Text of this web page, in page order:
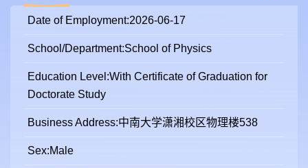
Date of Employment:2026-06-17
School/Department:School of Physics
Education Level:With Certificate of Graduation for
Doctorate Study
Business Address:中南大学潇湘校区物理楼538
Sex:Male